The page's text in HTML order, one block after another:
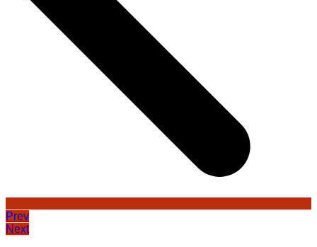
Prev
Next